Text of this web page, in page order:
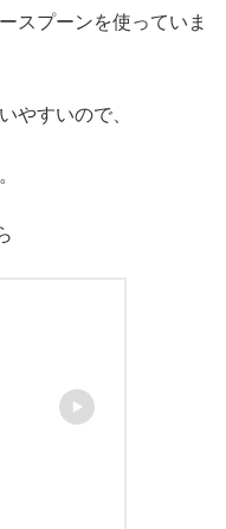
スプーンを使っていま
やすいので、